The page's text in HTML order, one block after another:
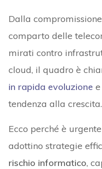
Dalla
comparto delle
mirati contro
cloud, il quadro è
in rapida evoluzione
tendenza alla crescita.
Ecco perché è
adottino strategie
rischio informatico,